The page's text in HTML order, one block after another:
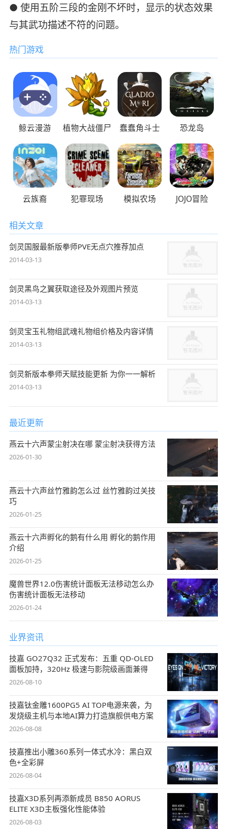
● 使用五阶三段的金刚不坏时，显示的状态效果
与其武功描述不符的问题。
热门游戏
鲸云漫游 植物大战僵尸 蠢蠢角斗士 恐龙岛
云族裔 犯罪现场 模拟农场 JOJO冒险
相关文章
剑灵国服最新版拳师PVE无点穴推荐加点
2014-03-13
剑灵黑鸟之翼获取途径及外观图片预览
2014-03-13
剑灵宝玉礼物组武魂礼物组价格及内容详情
2014-03-13
剑灵新版本拳师天赋技能更新 为你一一解析
2014-03-13
最近更新
燕云十六声蒙尘射决在哪 蒙尘射决获得方法
2026-01-30
燕云十六声丝竹雅韵怎么过 丝竹雅韵过关技
巧
2026-01-25
燕云十六声孵化的鹅有什么用 孵化的鹅作用
介绍
2026-01-25
魔兽世界12.0伤害统计面板无法移动怎么办
伤害统计面板无法移动
2026-01-24
业界资讯
技嘉 GO27Q32 正式发布：五重 QD-OLED
面板加持，320Hz 极速与影院级画面兼得
2026-08-10
技嘉钛金雕1600PG5 AI TOP电源来袭，为
发烧级主机与本地AI算力打造旗舰供电方案
2026-08-08
技嘉推出小雕360系列一体式水冷：黑白双
色+全彩屏
2026-08-04
技嘉X3D系列再添新成员 B850 AORUS
ELITE X3D主板强化性能体验
2026-08-03